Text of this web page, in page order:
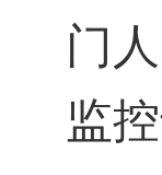
门
监